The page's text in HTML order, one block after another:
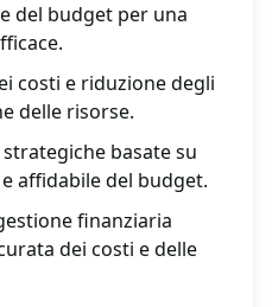
del budget per una
costi e riduzione degli
delle risorse.
basate su
affidabile del budget.
finanziaria
dei costi e delle